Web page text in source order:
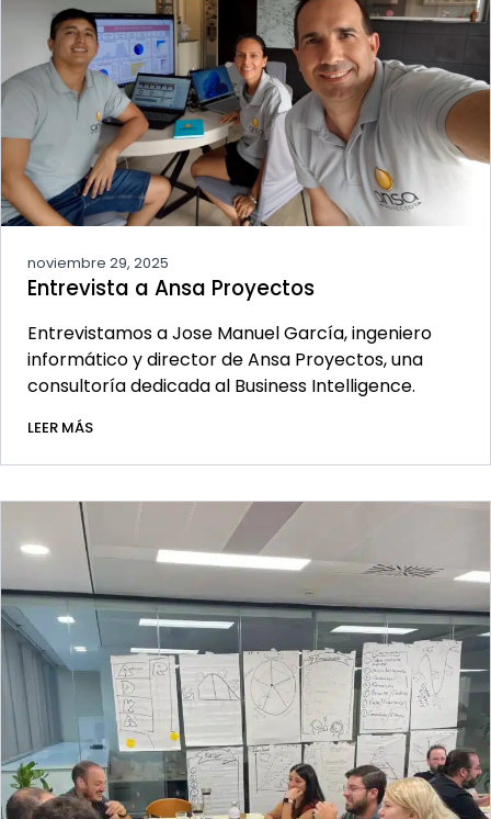
noviembre 29, 2025
Entrevista a Ansa Proyectos
Entrevistamos a Jose Manuel García, ingeniero
informático y director de Ansa Proyectos, una
consultoría dedicada al Business Intelligence.
LEER MÁS